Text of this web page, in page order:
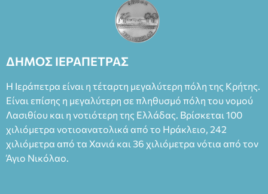
ΔΗΜΟΣ ΙΕΡΑΠΕΤΡΑΣ
Η Ιεράπετρα είναι η τέταρτη μεγαλύτερη πόλη της Κρήτης.
Είναι επίσης η μεγαλύτερη σε πληθυσμό πόλη του νομού
Λασιθίου και η νοτιότερη της Ελλάδας. Βρίσκεται 100
χιλιόμετρα νοτιοανατολικά από το Ηράκλειο, 242
χιλιόμετρα από τα Χανιά και 36 χιλιόμετρα νότια από τον
Άγιο Νικόλαο.